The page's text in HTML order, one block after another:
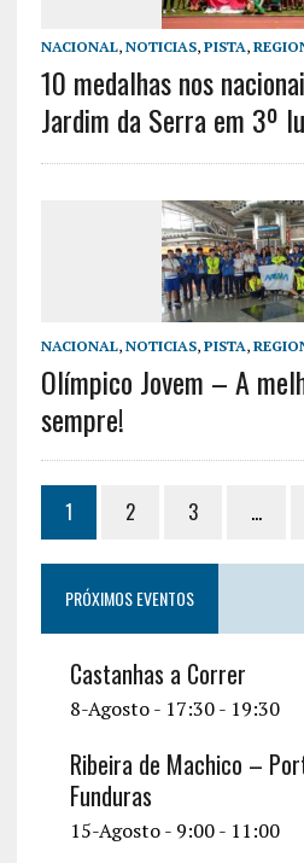
NACIONAL, NOTICIAS, PISTA,
10 medalhas nos
Jardim da Serra em 3º
NACIONAL, NOTICIAS, PISTA,
Olímpico Jovem – A
sempre!
1 2 3 …
PRÓXIMOS EVENTOS
Castanhas a Correr
8-Agosto - 17:30- 19:30
Ribeira de Machico –
Funduras
15-Agosto - 9:00- 11:00